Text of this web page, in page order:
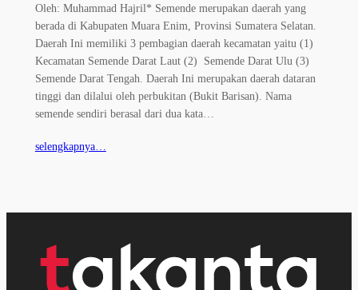
Oleh: Muhammad Hajril* Semende merupakan daerah yang
berada di Kabupaten Muara Enim, Provinsi Sumatera Selatan.
Daerah Ini memiliki 3 pembagian daerah kecamatan yaitu (1)
Kecamatan Semende Darat Laut (2) Semende Darat Ulu (3)
Semende Darat Tengah. Daerah Ini merupakan daerah dataran
tinggi dan dilalui oleh perbukitan (Bukit Barisan). Nama
semende sendiri berasal dari dua kata…
selengkapnya…